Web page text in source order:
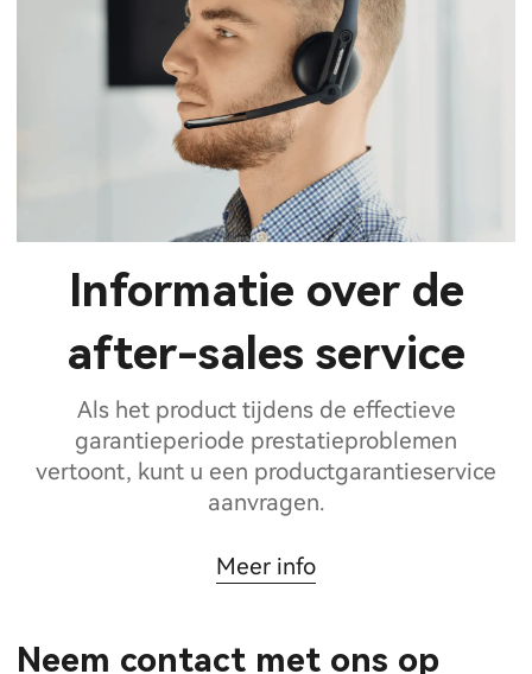
Informatie over de
after-sales service
Als het product tijdens de effectieve
garantieperiode prestatieproblemen
vertoont, kunt u een productgarantieservice
aanvragen.
Meer info
Neem contact met ons op